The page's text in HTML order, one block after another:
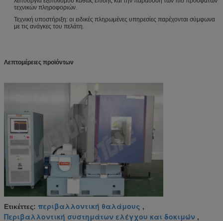
τεχνικών πληροφοριών.
Τεχνική υποστήριξη: οι ειδικές πληρωμένες υπηρεσίες παρέχονται σύμφωνα
με τις ανάγκες του πελάτη.
Λεπτομέρειες προϊόντων
Ετικέττες: περιβαλλοντική θαλάμους ,
Περιβαλλοντική συστημάτων ελέγχου και δοκιμών ,